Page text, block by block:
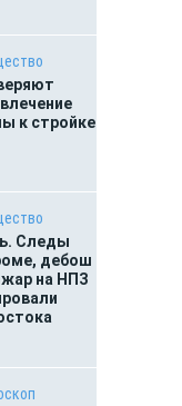
к стройке
Следы
дебош
на НПЗ